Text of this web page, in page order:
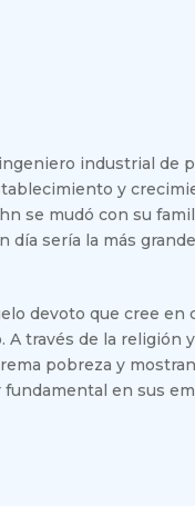
industrial de
y
se mudó con su
sería la más
devoto que cree en
través de la religión
pobreza y
en sus